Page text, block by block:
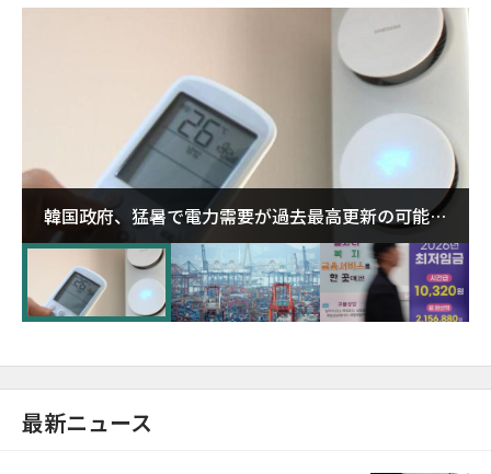
韓国政府、猛暑で電力需要が過去最高更新の可能性
に需給対応体制を点検
最新ニュース